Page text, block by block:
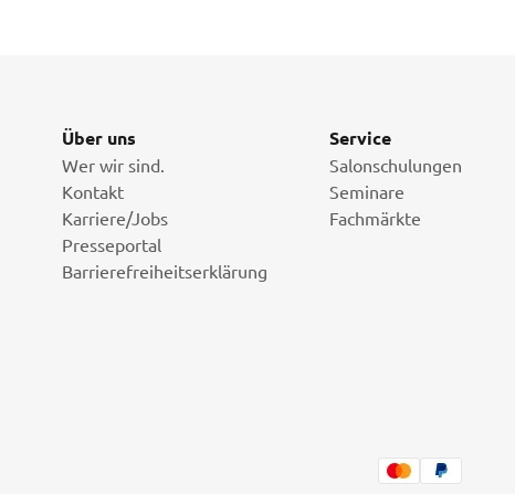
Über uns
Wer wir sind.
Kontakt
Karriere/Jobs
Presseportal
Barrierefreiheitserklärung
Service
Salonschulungen
Seminare
Fachmärkte